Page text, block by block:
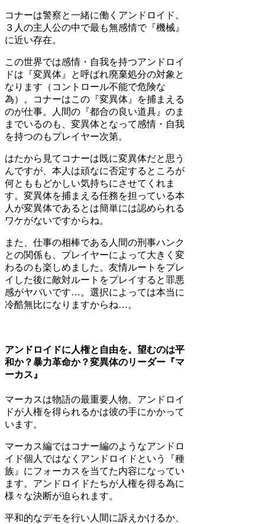
コナーは警察と一緒に働くアンドロイド。
３人の主人公の中で最も無感情で『機械』
に近い存在。
この世界では感情・自我を持つアンドロイ
ドは『変異体』と呼ばれ廃棄処分の対象と
なります（コントロール不能で危険な
為）。コナーはこの『変異体』を捕まえる
のが仕事。人間の『都合の良い道具』のま
までいるのも、変異体となって感情・自我
を持つのもプレイヤー次第。
はたから見てコナーは既に変異体だと思う
んですが、本人は頑なに否定するところが
何とももどかしい気持ちにさせてくれま
す。変異体を捕まえる任務を担っている本
人が変異体であるとは簡単には認められる
ワケがないですからね。
また、仕事の相棒である人間の刑事ハンク
との関係も、プレイヤーによって大きく変
わるのも楽しめました。友情ルートをプレ
イした後に敵対ルートをプレイすると罪悪
感がヤバいです…。選択によっては本当に
冷酷無比になりますからね…。
アンドロイドに人権と自由を。望むのは平
和か？暴力革命か？変異体のリーダー『マ
ーカス』
マーカスは物語の最重要人物。アンドロイ
ドが人権を得られるかは彼の手にかかって
います。
マーカス編ではコナー編のようなアンドロ
イド個人ではなくアンドロイドという『種
族』にフォーカスを当てた内容になってい
ます。アンドロイドたちが人権を得る為に
様々な決断が迫られます。
平和的なデモを行い人間に訴えかけるか、